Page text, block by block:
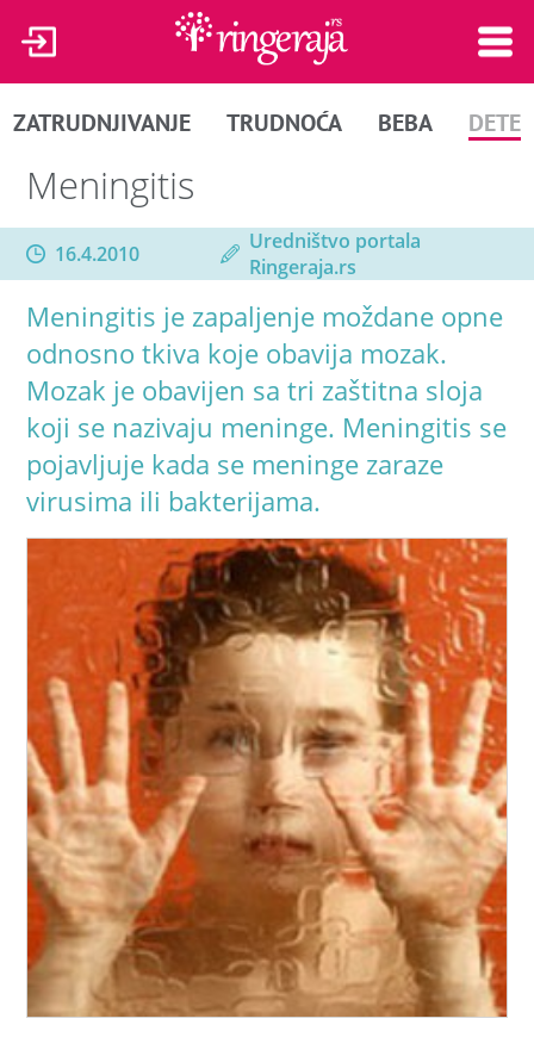
ZATRUDNJIVANJE TRUDNOĆA BEBA DETE
Meningitis
16.4.2010
Uredništvo portala
Ringeraja.rs
Meningitis je zapaljenje moždane opne
odnosno tkiva koje obavija mozak.
Mozak je obavijen sa tri zaštitna sloja
koji se nazivaju meninge. Meningitis se
pojavljuje kada se meninge zaraze
virusima ili bakterijama.